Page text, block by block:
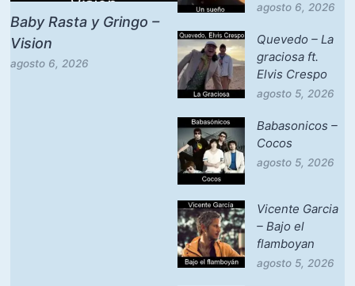
Baby Rasta y Gringo –
Vision
agosto 6, 2026
agosto 6, 2026
Quevedo – La
graciosa ft.
Elvis Crespo
agosto 5, 2026
Babasonicos –
Cocos
agosto 5, 2026
Vicente Garcia
– Bajo el
flamboyan
agosto 5, 2026